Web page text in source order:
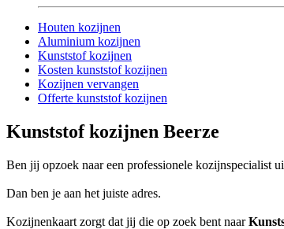
Houten kozijnen
Aluminium kozijnen
Kunststof kozijnen
Kosten kunststof kozijnen
Kozijnen vervangen
Offerte kunststof kozijnen
Kunststof kozijnen Beerze
Ben jij opzoek naar een professionele kozijnspecialist
Dan ben je aan het juiste adres.
Kozijnenkaart zorgt dat jij die op zoek bent naar